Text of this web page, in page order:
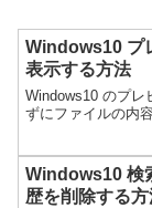
Windows10 プ
表示する方法
Windows10 のプレ
ずにファイルの内
Windows10 検
歴を削除する